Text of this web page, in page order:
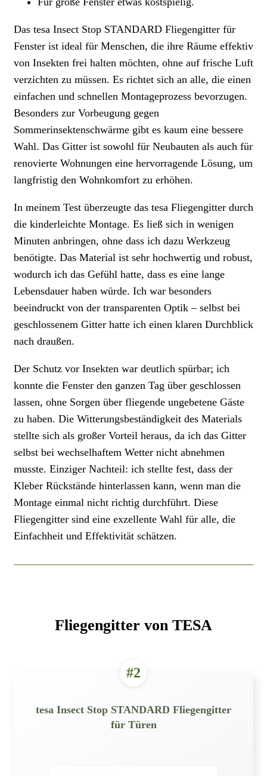
Das tesa Insect Stop STANDARD Fliegengitter für
Fenster ist ideal für Menschen, die ihre Räume effektiv
von Insekten frei halten möchten, ohne auf frische Luft
verzichten zu müssen. Es richtet sich an alle, die einen
einfachen und schnellen Montageprozess bevorzugen.
Besonders zur Vorbeugung gegen
Sommerinsektenschwärme gibt es kaum eine bessere
Wahl. Das Gitter ist sowohl für Neubauten als auch für
renovierte Wohnungen eine hervorragende Lösung, um
langfristig den Wohnkomfort zu erhöhen.
In meinem Test überzeugte das tesa Fliegengitter durch
die kinderleichte Montage. Es ließ sich in wenigen
Minuten anbringen, ohne dass ich dazu Werkzeug
benötigte. Das Material ist sehr hochwertig und robust,
wodurch ich das Gefühl hatte, dass es eine lange
Lebensdauer haben würde. Ich war besonders
beeindruckt von der transparenten Optik – selbst bei
geschlossenem Gitter hatte ich einen klaren Durchblick
nach draußen.
Der Schutz vor Insekten war deutlich spürbar; ich
konnte die Fenster den ganzen Tag über geschlossen
lassen, ohne Sorgen über fliegende ungebetene Gäste
zu haben. Die Witterungsbeständigkeit des Materials
stellte sich als großer Vorteil heraus, da ich das Gitter
selbst bei wechselhaftem Wetter nicht abnehmen
musste. Einziger Nachteil: ich stellte fest, dass der
Kleber Rückstände hinterlassen kann, wenn man die
Montage einmal nicht richtig durchführt. Diese
Fliegengitter sind eine exzellente Wahl für alle, die
Einfachheit und Effektivität schätzen.
Fliegengitter von TESA
#2
tesa Insect Stop STANDARD Fliegengitter
für Türen